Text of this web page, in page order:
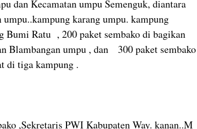
dan Kecamatan umpu Semenguk, diantara
karang umpu. kampung
Bumi Ratu , 200 paket sembako di bagikan
Blambangan umpu , dan 300 paket sembako
di tiga kampung .
,Sekretaris PWI Kabupaten Way. kanan..M